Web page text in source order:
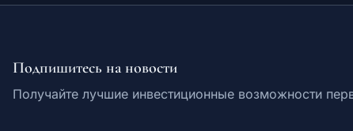
Подпишитесь на новости
Получайте лучшие инвестиционные возможности